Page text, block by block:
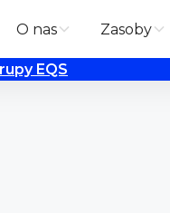
O nas Zasoby
EQS